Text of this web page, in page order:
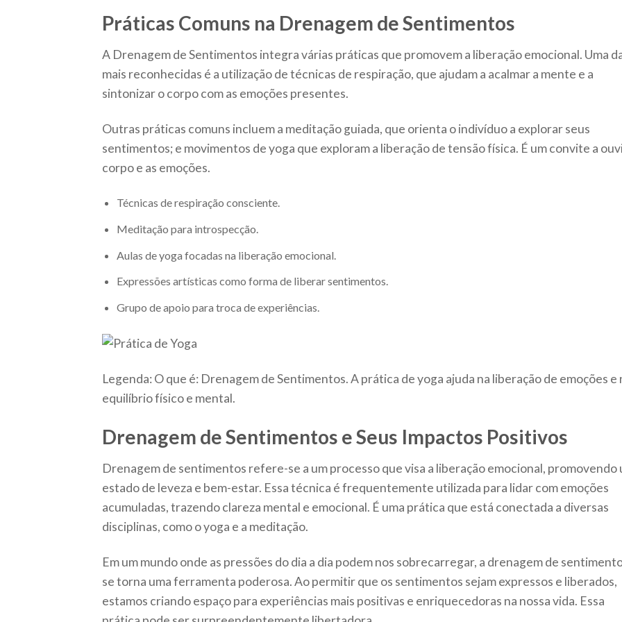
Práticas Comuns na Drenagem de Sentimentos
A Drenagem de Sentimentos integra várias práticas que promovem a liberação emocional. Uma
mais reconhecidas é a utilização de técnicas de respiração, que ajudam a acalmar a mente e a
sintonizar o corpo com as emoções presentes.
Outras práticas comuns incluem a meditação guiada, que orienta o indivíduo a explorar seus
sentimentos; e movimentos de yoga que exploram a liberação de tensão física. É um convite a
corpo e as emoções.
Técnicas de respiração consciente.
Meditação para introspecção.
Aulas de yoga focadas na liberação emocional.
Expressões artísticas como forma de liberar sentimentos.
Grupo de apoio para troca de experiências.
Legenda: O que é: Drenagem de Sentimentos. A prática de yoga ajuda na liberação de emoções e
equilíbrio físico e mental.
Drenagem de Sentimentos e Seus Impactos Positivos
Drenagem de sentimentos refere-se a um processo que visa a liberação emocional, promovendo
estado de leveza e bem-estar. Essa técnica é frequentemente utilizada para lidar com emoções
acumuladas, trazendo clareza mental e emocional. É uma prática que está conectada a diversas
disciplinas, como o yoga e a meditação.
Em um mundo onde as pressões do dia a dia podem nos sobrecarregar, a drenagem de
se torna uma ferramenta poderosa. Ao permitir que os sentimentos sejam expressos e liberados,
estamos criando espaço para experiências mais positivas e enriquecedoras na nossa vida. Essa